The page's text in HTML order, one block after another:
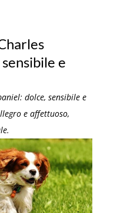
e
dolce, sensibile e
e affettuoso,